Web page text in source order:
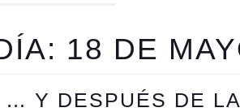
18 DE
… Y DESPUÉS DE LA